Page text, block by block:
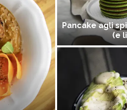
Pancake agli
(e